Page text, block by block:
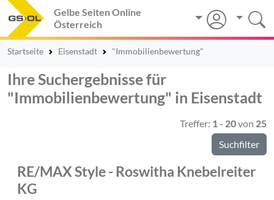
Gelbe Seiten Online
Österreich
Startseite Eisenstadt "Immobilienbewertung"
Ihre Suchergebnisse für
"Immobilienbewertung" in Eisenstadt
Treffer: 1 - 20von 25
Suchfilter
RE/MAX Style - Roswitha Knebelreiter
KG